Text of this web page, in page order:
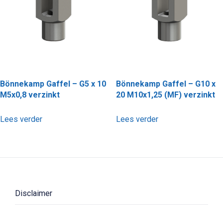
Bönnekamp Gaffel – G5 x 10
M5x0,8 verzinkt
Lees verder
Bönnekamp Gaffel – G10 x
20 M10x1,25 (MF) verzinkt
Lees verder
Disclaimer